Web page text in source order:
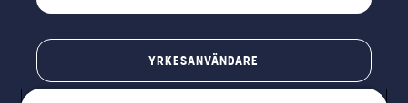
YRKESANVÄNDARE